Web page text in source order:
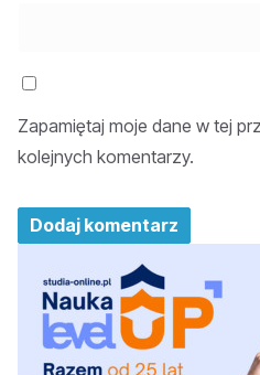
Zapamiętaj moje dane w tej
kolejnych komentarzy.